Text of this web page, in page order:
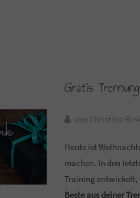
Gratis
von Christina
Heute ist
machen. In den
Training
Beste aus deiner